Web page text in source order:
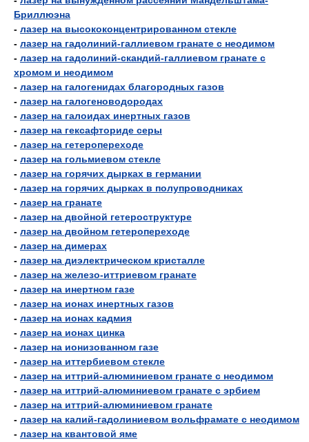
Бриллюэна
- лазер на высококонцентрированном стекле
- лазер на гадолиний-галлиевом гранате с неодимом
- лазер на гадолиний-скандий-галлиевом гранате с
хромом и неодимом
- лазер на галогенидах благородных газов
- лазер на галогеноводородах
- лазер на галоидах инертных газов
- лазер на гексафториде серы
- лазер на гетеропереходе
- лазер на гольмиевом стекле
- лазер на горячих дырках в германии
- лазер на горячих дырках в полупроводниках
- лазер на гранате
- лазер на двойной гетероструктуре
- лазер на двойном гетеропереходе
- лазер на димерах
- лазер на диэлектрическом кристалле
- лазер на железо-иттриевом гранате
- лазер на инертном газе
- лазер на ионах инертных газов
- лазер на ионах кадмия
- лазер на ионах цинка
- лазер на ионизованном газе
- лазер на иттербиевом стекле
- лазер на иттрий-алюминиевом гранате с неодимом
- лазер на иттрий-алюминиевом гранате с эрбием
- лазер на иттрий-алюминиевом гранате
- лазер на калий-гадолиниевом вольфрамате с неодимом
- лазер на квантовой яме